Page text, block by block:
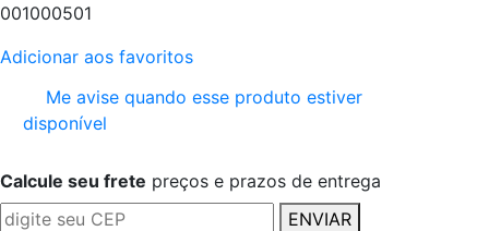
001000501
Adicionar aos favoritos
Me avise quando esse produto estiver
disponível
Calcule seu frete preços e prazos de entrega
ENVIAR